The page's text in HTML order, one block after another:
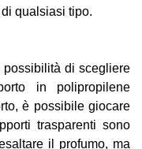
qualsiasi tipo.
di scegliere
in polipropilene
è possibile giocare
trasparenti sono
il profumo, ma